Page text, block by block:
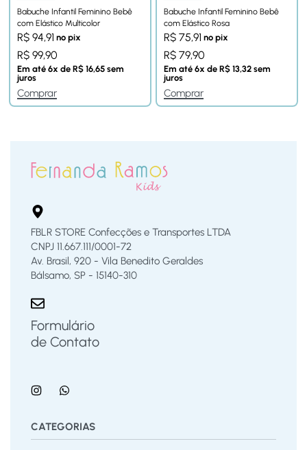
Babuche Infantil Feminino Bebê
com Elástico Multicolor
R$ 94,91 no pix
R$ 99,90
Em até 6x de R$ 16,65 sem
juros
Comprar
Babuche Infantil Feminino Bebê
com Elástico Rosa
R$ 75,91 no pix
R$ 79,90
Em até 6x de R$ 13,32 sem
juros
Comprar
FBLR STORE Confecções e Transportes LTDA
CNPJ 11.667.111/0001-72
Av. Brasil, 920 - Vila Benedito Geraldes
Bálsamo, SP - 15140-310
Formulário
de Contato
CATEGORIAS